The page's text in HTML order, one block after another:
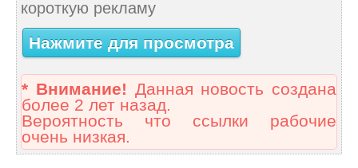
короткую рекламу
Нажмите для просмотра
* Внимание! Данная новость создана
более 2 лет назад.
Вероятность что ссылки рабочие
очень низкая.